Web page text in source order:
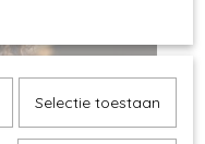
Selectie toestaan